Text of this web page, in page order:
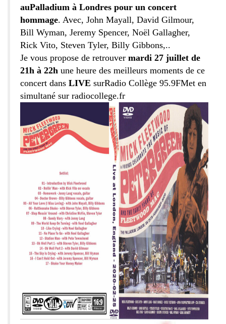
auPalladium à Londres pour un concert
hommage. Avec, John Mayall, David Gilmour,
Bill Wyman, Jeremy Spencer, Noël Gallagher,
Rick Vito, Steven Tyler, Billy Gibbons,..
Je vous propose de retrouver mardi 27 juillet de
21h à 22h une heure des meilleurs moments de ce
concert dans LIVE surRadio Collège 95.9FMet en
simultané sur radiocollege.fr